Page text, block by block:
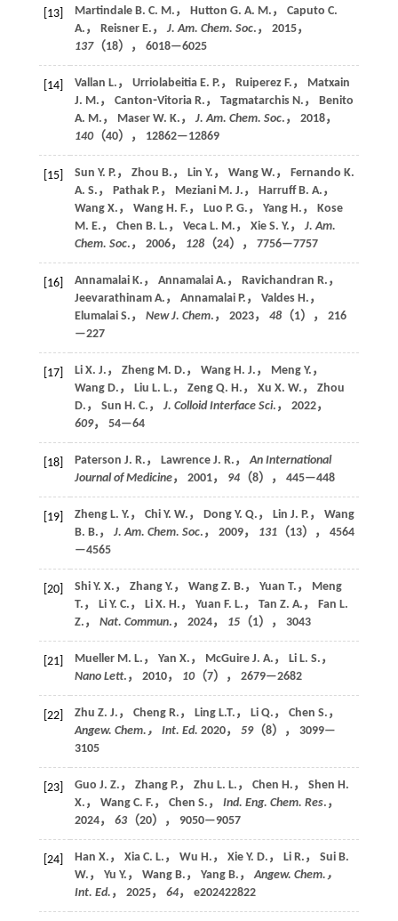
[13]
Martindale B. C. M.， Hutton G. A. M.， Caputo C.
A.， Reisner E.， J. Am. Chem. Soc.， 2015，
137（18）， 6018—6025
[14]
Vallan L.， Urriolabeitia E. P.， Ruiperez F.， Matxain
J. M.， Canton⁃Vitoria R.， Tagmatarchis N.， Benito
A. M.， Maser W. K.， J. Am. Chem. Soc.， 2018，
140（40）， 12862—12869
[15]
Sun Y. P.， Zhou B.， Lin Y.， Wang W.， Fernando K.
A. S.， Pathak P.， Meziani M. J.， Harruff B. A.，
Wang X.， Wang H. F.， Luo P. G.， Yang H.， Kose
M. E.， Chen B. L.， Veca L. M.， Xie S. Y.， J. Am.
Chem. Soc.， 2006， 128（24）， 7756—7757
[16]
Annamalai K.， Annamalai A.， Ravichandran R.，
Jeevarathinam A.， Annamalai P.， Valdes H.，
Elumalai S.， New J. Chem.， 2023， 48（1）， 216
—227
[17]
Li X. J.， Zheng M. D.， Wang H. J.， Meng Y.，
Wang D.， Liu L. L.， Zeng Q. H.， Xu X. W.， Zhou
D.， Sun H. C.， J. Colloid Interface Sci.， 2022，
609， 54—64
[18] Paterson J. R.， Lawrence J. R.，An International
Journal of Medicine， 2001， 94（8）， 445—448
[19]
Zheng L. Y.， Chi Y. W.， Dong Y. Q.， Lin J. P.， Wang
B. B.， J. Am. Chem. Soc.， 2009， 131（13）， 4564
—4565
[20]
Shi Y. X.， Zhang Y.， Wang Z. B.， Yuan T.， Meng
T.， Li Y. C.， Li X. H.， Yuan F. L.， Tan Z. A.， Fan L.
Z.， Nat. Commun.， 2024， 15（1）， 3043
[21]
Mueller M. L.， Yan X.， McGuire J. A.， Li L. S.，
Nano Lett.， 2010， 10（7）， 2679—2682
[22]
Zhu Z. J.， Cheng R.， Ling L.T.， Li Q.， Chen S.，
Angew. Chem.， Int. Ed. 2020， 59（8）， 3099—
3105
[23]
Guo J. Z.， Zhang P.， Zhu L. L.， Chen H.， Shen H.
X.， Wang C. F.， Chen S.， Ind. Eng. Chem. Res.，
2024， 63（20）， 9050—9057
[24]
Han X.， Xia C. L.， Wu H.， Xie Y. D.， Li R.， Sui B.
W.， Yu Y.， Wang B.， Yang B.，Angew. Chem.，
Int. Ed. ， 2025， 64， e202422822